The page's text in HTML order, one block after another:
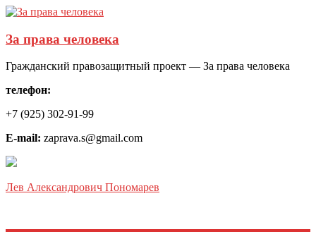
За права человека
Гражданский правозащитный проект — За права человека
телефон:
+7 (925) 302-91-99
E-mail: zaprava.s@gmail.com
Лев Александрович Пономарев